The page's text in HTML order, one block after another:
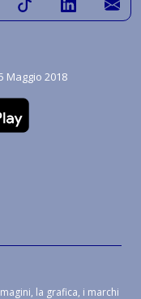
Maggio 2018
la grafica, i marchi